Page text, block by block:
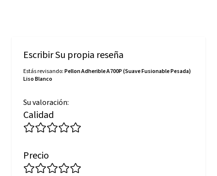
Escribir Su propia reseña
Estás revisando:Pellon Adherible A700P (Suave Fusionable Pesada)
Liso Blanco
Su valoración:
Calidad
Precio